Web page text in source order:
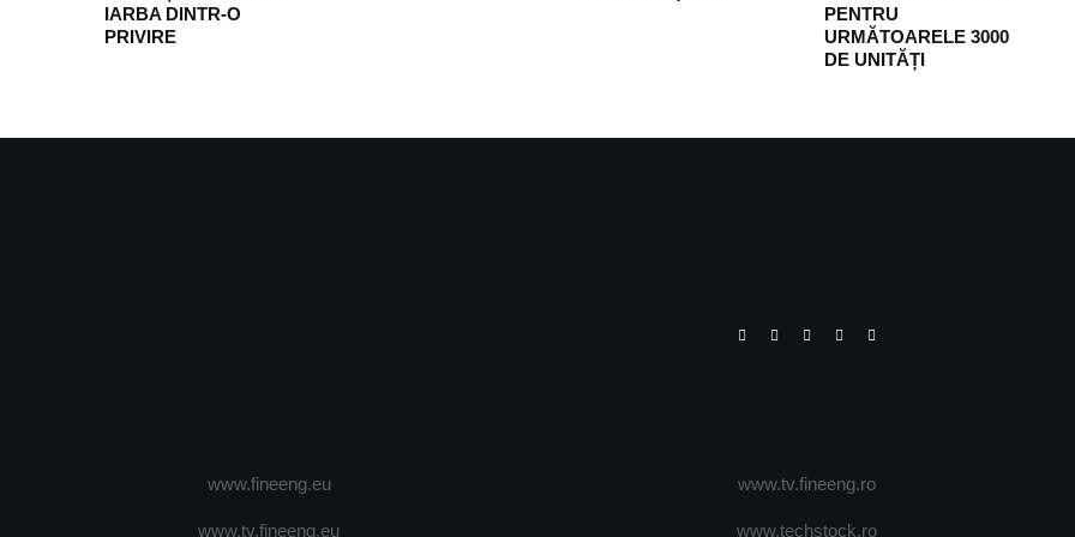
IARBA DINTR-O
PRIVIRE
PENTRU
URMĂTOARELE 3000
DE UNITĂȚI
www.fineeng.eu
www.tv.fineeng.eu
www.tv.fineeng.ro
www.techstock.ro